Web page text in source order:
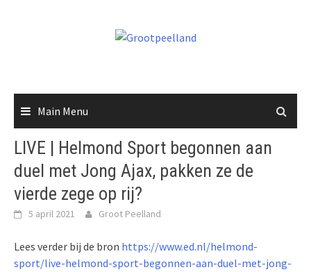
Main Menu
LIVE | Helmond Sport begonnen aan
duel met Jong Ajax, pakken ze de
vierde zege op rij?
5 april 2021 Groot Peelland
Lees verder bij de bron https://www.ed.nl/helmond-
sport/live-helmond-sport-begonnen-aan-duel-met-jong-